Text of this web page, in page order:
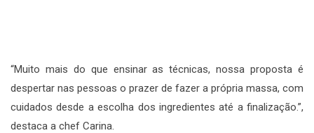
“Muito mais do que ensinar as técnicas, nossa proposta é
despertar nas pessoas o prazer de fazer a própria massa, com
cuidados desde a escolha dos ingredientes até a finalização.”,
destaca a chef Carina.